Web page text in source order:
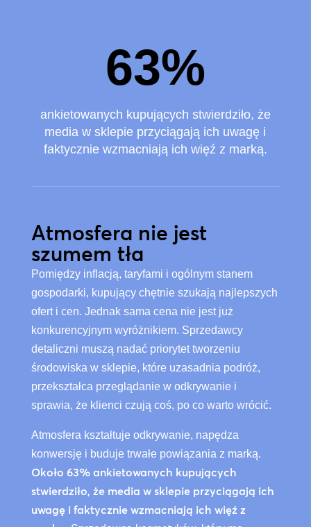
63%
ankietowanych kupujących stwierdziło, że
media w sklepie przyciągają ich uwagę i
faktycznie wzmacniają ich więź z marką.
Atmosfera nie jest
szumem tła
Pomiędzy inflacją, taryfami i ogólnym stanem
gospodarki, kupujący chętnie szukają najlepszych
ofert i cen. Jednak sama cena nie jest już
konkurencyjnym wyróżnikiem. Sprzedawcy
detaliczni muszą nadać priorytet tworzeniu
środowiska w sklepie, które uzasadnia podróż,
przekształca przeglądanie w odkrywanie i
sprawia, że klienci czują coś, po co warto wrócić.
Atmosfera kształtuje odkrywanie, napędza
konwersję i buduje trwałe powiązania z marką.
Około 63% ankietowanych kupujących
stwierdziło, że media w sklepie przyciągają ich
uwagę i faktycznie wzmacniają ich więź z